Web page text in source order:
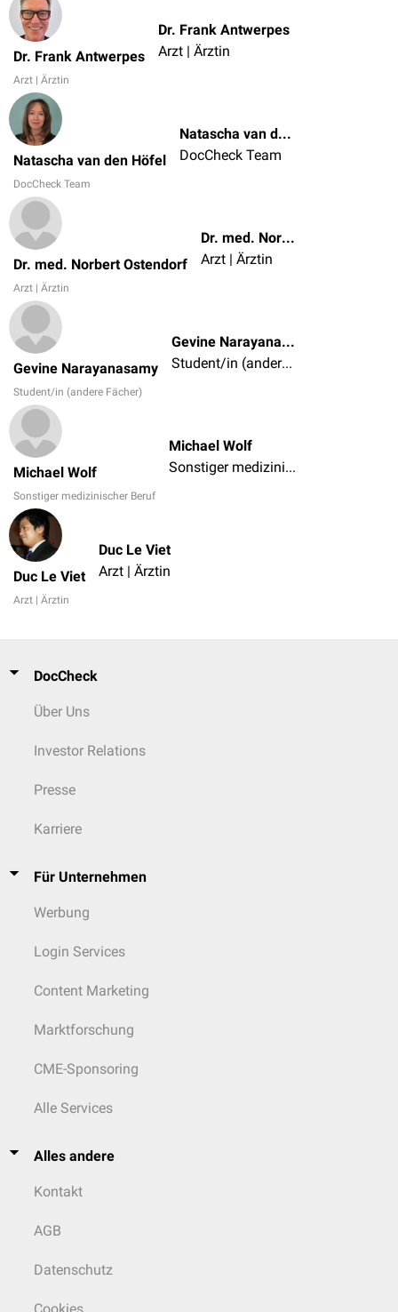
Dr. Frank Antwerpes
Arzt | Ärztin
Dr. Frank Antwerpes
Arzt | Ärztin
Natascha van den Höfel
DocCheck Team
Natascha van den Höfel
DocCheck Team
Dr. med. Norbert Ostendorf
Arzt | Ärztin
Dr. med. Norbert Ostendorf
Arzt | Ärztin
Gevine Narayanasamy
Student/in (andere Fächer)
Gevine Narayanasamy
Student/in (andere Fächer)
Michael Wolf
Sonstiger medizinischer Beruf
Michael Wolf
Sonstiger medizinischer Beruf
Duc Le Viet
Arzt | Ärztin
Duc Le Viet
Arzt | Ärztin
DocCheck
Über Uns
Investor Relations
Presse
Karriere
Für Unternehmen
Werbung
Login Services
Content Marketing
Marktforschung
CME-Sponsoring
Alle Services
Alles andere
Kontakt
AGB
Datenschutz